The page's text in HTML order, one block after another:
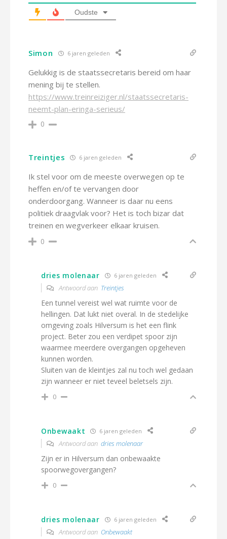
Oudste
Simon 6 jaren geleden
Gelukkig is de staatssecretaris bereid om haar
mening bij te stellen.
https://www.treinreiziger.nl/staatssecretaris-
neemt-plan-eringa-serieus/
0
Treintjes 6 jaren geleden
Ik stel voor om de meeste overwegen op te
heffen en/of te vervangen door
onderdoorgang. Wanneer is daar nu eens
politiek draagvlak voor? Het is toch bizar dat
treinen en wegverkeer elkaar kruisen.
0
dries molenaar 6 jaren geleden
Antwoord aan Treintjes
Een tunnel vereist wel wat ruimte voor de
hellingen. Dat lukt niet overal. In de stedelijke
omgeving zoals Hilversum is het een flink
project. Beter zou een verdipet spoor zijn
waarmee meerdere overgangen opgeheven
kunnen worden.
Sluiten van de kleintjes zal nu toch wel gedaan
zijn wanneer er niet teveel beletsels zijn.
0
Onbewaakt 6 jaren geleden
Antwoord aan dries molenaar
Zijn er in Hilversum dan onbewaakte
spoorwegovergangen?
0
dries molenaar 6 jaren geleden
Antwoord aan Onbewaakt